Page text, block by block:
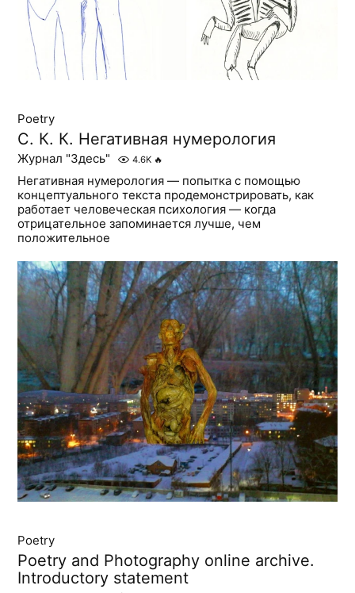
Poetry
С. К. К. Негативная нумерология
Журнал "Здесь" 4.6K 🔥
Негативная нумерология — попытка с помощью
концептуального текста продемонстрировать, как
работает человеческая психология — когда
отрицательное запоминается лучше, чем
положительное
Poetry
Poetry and Photography online archive.
Introductory statement